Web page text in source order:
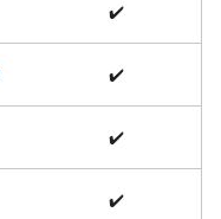
✔️
✔️
✔️
✔️